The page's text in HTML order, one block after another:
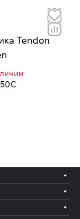
Tendon